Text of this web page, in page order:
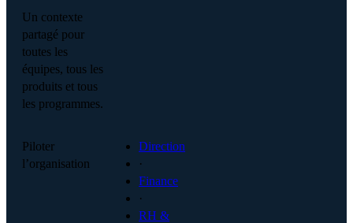
Un contexte
partagé pour
toutes les
équipes, tous les
produits et tous
les programmes.
Piloter
l’organisation
Direction
·
Finance
·
RH &